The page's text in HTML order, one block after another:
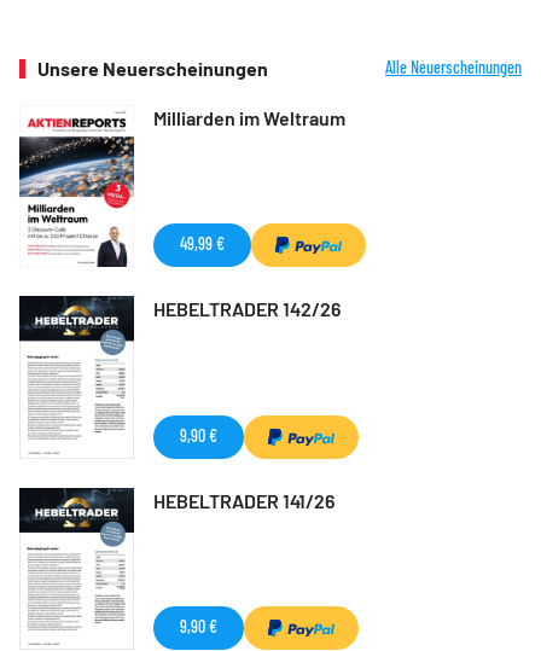
Unsere Neuerscheinungen Alle Neuerscheinungen
Milliarden im Weltraum
49,99 €
HEBELTRADER 142/26
9,90 €
HEBELTRADER 141/26
9,90 €